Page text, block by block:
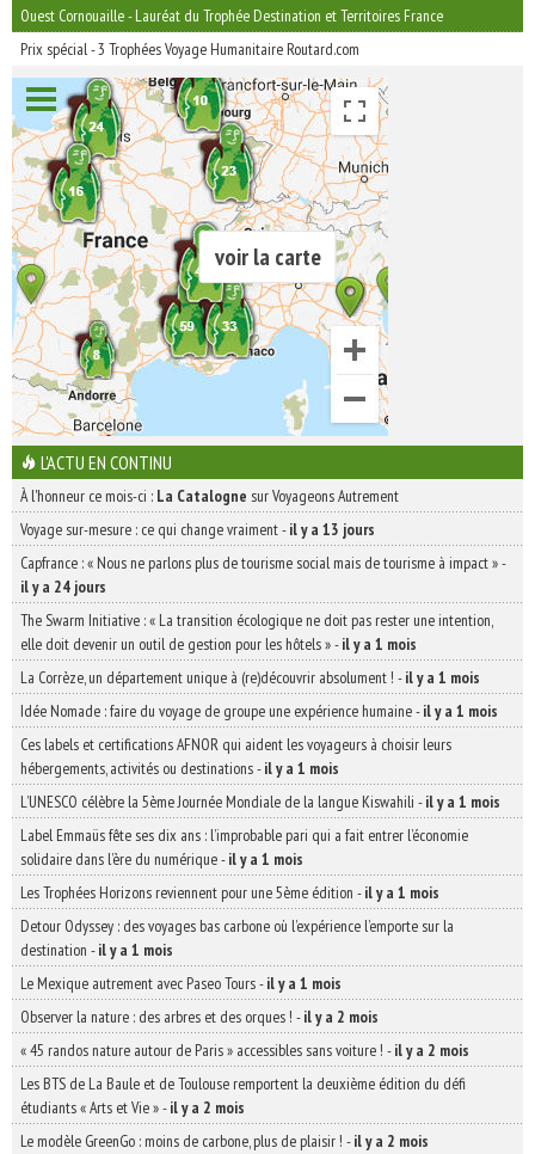
Ouest Cornouaille - Lauréat du Trophée Destination et Territoires France
Prix spécial - 3 Trophées Voyage Humanitaire Routard.com
voir la carte
L'ACTU EN CONTINU
À l'honneur ce mois-ci : La Catalogne sur Voyageons Autrement
Voyage sur-mesure : ce qui change vraiment-il y a 13 jours
Capfrance : « Nous ne parlons plus de tourisme social mais de tourisme à impact »-
il y a 24 jours
The Swarm Initiative : « La transition écologique ne doit pas rester une intention,
elle doit devenir un outil de gestion pour les hôtels »-il y a 1 mois
La Corrèze, un département unique à (re)découvrir absolument ! -il y a 1 mois
Idée Nomade : faire du voyage de groupe une expérience humaine-il y a 1 mois
Ces labels et certifications AFNOR qui aident les voyageurs à choisir leurs
hébergements, activités ou destinations-il y a 1 mois
L’UNESCO célèbre la 5ème Journée Mondiale de la langue Kiswahili -il y a 1 mois
Label Emmaüs fête ses dix ans : l’improbable pari qui a fait entrer l’économie
solidaire dans l’ère du numérique-il y a 1 mois
Les Trophées Horizons reviennent pour une 5ème édition -il y a 1 mois
Detour Odyssey : des voyages bas carbone où l’expérience l’emporte sur la
destination -il y a 1 mois
Le Mexique autrement avec Paseo Tours-il y a 1 mois
Observer la nature : des arbres et des orques ! -il y a 2 mois
« 45 randos nature autour de Paris » accessibles sans voiture ! -il y a 2 mois
Les BTS de La Baule et de Toulouse remportent la deuxième édition du défi
étudiants « Arts et Vie »-il y a 2 mois
Le modèle GreenGo : moins de carbone, plus de plaisir ! -il y a 2 mois